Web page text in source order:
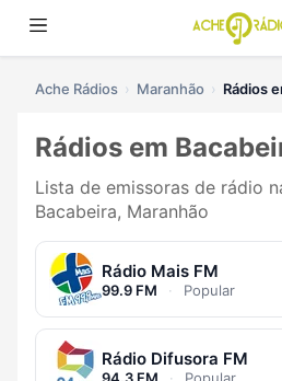
Ache Rádios Maranhão Rádios
Rádios em
Lista de emissoras de rádio
Bacabeira, Maranhão
Rádio Mais FM
99.9 FM · Popular
Rádio Difusora FM
94.3 FM · Popular